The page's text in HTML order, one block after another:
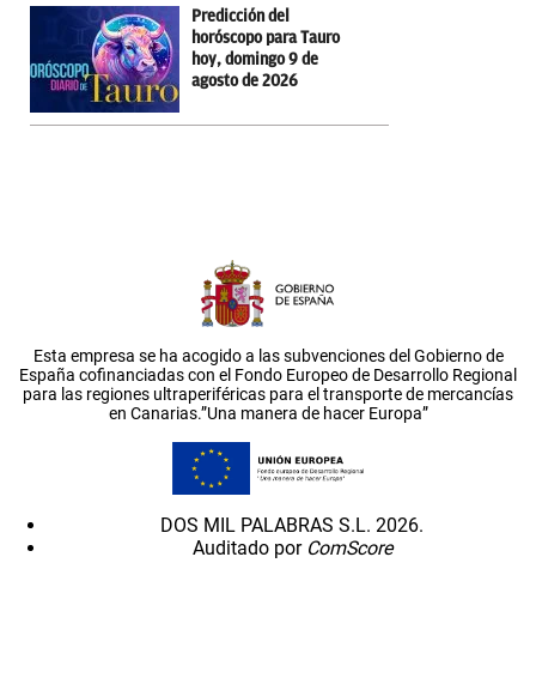
Predicción del
horóscopo para Tauro
hoy, domingo 9 de
agosto de 2026
Esta empresa se ha acogido a las subvenciones del Gobierno de
España cofinanciadas con el Fondo Europeo de Desarrollo Regional
para las regiones ultraperiféricas para el transporte de mercancías
en Canarias.”Una manera de hacer Europa”
DOS MIL PALABRAS S.L. 2026.
Auditado por ComScore